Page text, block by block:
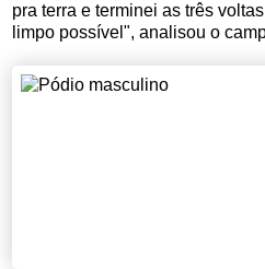
pra terra e terminei as três
limpo possível", analisou o